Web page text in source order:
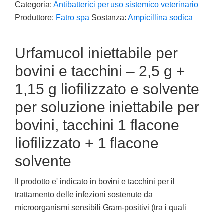
Categoria: Antibatterici per uso sistemico veterinario
Produttore: Fatro spa Sostanza: Ampicillina sodica
Urfamucol iniettabile per
bovini e tacchini – 2,5 g +
1,15 g liofilizzato e solvente
per soluzione iniettabile per
bovini, tacchini 1 flacone
liofilizzato + 1 flacone
solvente
Il prodotto e' indicato in bovini e tacchini per il
trattamento delle infezioni sostenute da
microorganismi sensibili Gram-positivi (tra i quali